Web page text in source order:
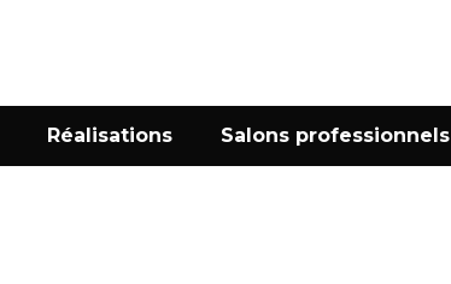
Réalisations Salons professionnels